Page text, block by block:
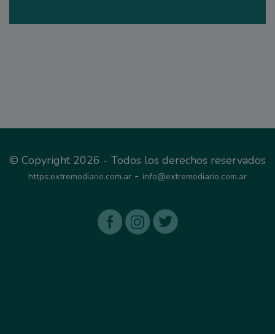
© Copyright 2026 - Todos los derechos reservados
https:extremodiario.com.ar - info@extremodiario.com.ar